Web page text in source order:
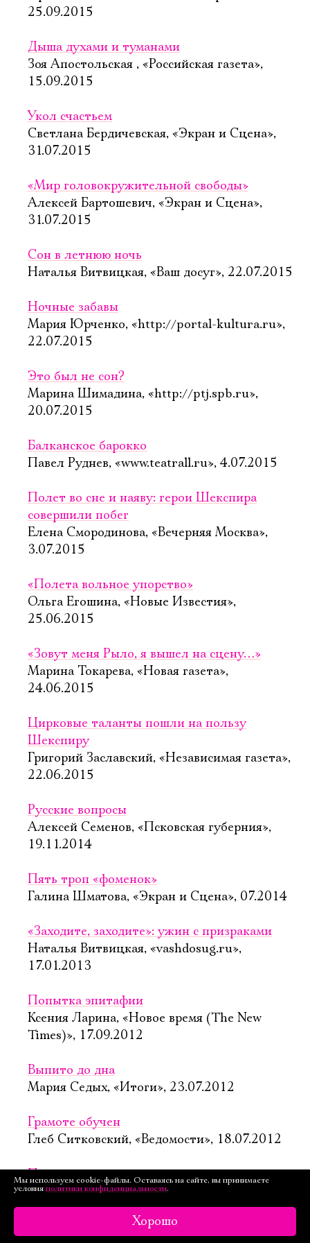
25.09.2015
Дыша духами и туманами
Зоя Апостольская , «Российская газета»,
15.09.2015
Укол счастьем
Светлана Бердичевская, «Экран и Сцена»,
31.07.2015
«Мир головокружительной свободы»
Алексей Бартошевич, «Экран и Сцена»,
31.07.2015
Сон в летнюю ночь
Наталья Витвицкая, «Ваш досуг», 22.07.2015
Ночные забавы
Мария Юрченко, «http://portal-kultura.ru»,
22.07.2015
Это был не сон?
Марина Шимадина, «http://ptj.spb.ru»,
20.07.2015
Балканское барокко
Павел Руднев, «www.teatrall.ru», 4.07.2015
Полет во сне и наяву: герои Шекспира
совершили побег
Елена Смородинова, «Вечерняя Москва»,
3.07.2015
«Полета вольное упорство»
Ольга Егошина, «Новые Известия»,
25.06.2015
«Зовут меня Рыло, я вышел на сцену…»
Марина Токарева, «Новая газета»,
24.06.2015
Цирковые таланты пошли на пользу
Шекспиру
Григорий Заславский, «Независимая газета»,
22.06.2015
Русские вопросы
Алексей Семенов, «Псковская губерния»,
19.11.2014
Пять троп «фоменок»
Галина Шматова, «Экран и Сцена», 07.2014
«Заходите, заходите»: ужин с призраками
Наталья Витвицкая, «vashdosug.ru»,
17.01.2013
Попытка эпитафии
Ксения Ларина, «Новое время (The New
Times)», 17.09.2012
Выпито до дна
Мария Седых, «Итоги», 23.07.2012
Грамоте обучен
Глеб Ситковский, «Ведомости», 18.07.2012
Пока варился суп…
Ася Иванова, «Вечерняя Москва», 17.07.2012
Мастерская Петра Фоменко пригласила
Мы используем cookie-файлы. Оставаясь на сайте, вы принимаете
условия политики конфиденциальности.
Хорошо